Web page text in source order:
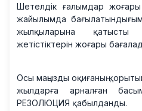
Шетелдік ғалымдар
жайылымда
жылқыларына қатысты
жетістіктерін жоғары
Осы маңызды оқиғаның
жылдарға арналған
РЕЗОЛЮЦИЯ қабылданды.